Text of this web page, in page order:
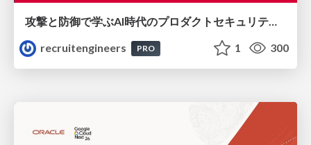
攻撃と防御で学ぶAI時代のプロダクトセキュリティ演習
recruitengineers
PRO 1 300